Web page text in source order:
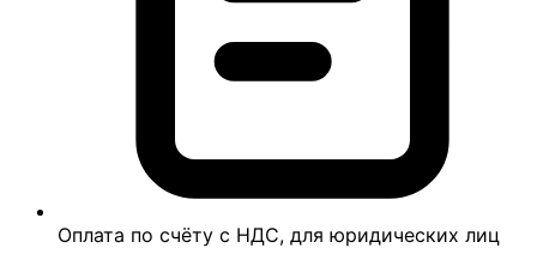
Оплата по счёту с НДС, для юридических лиц